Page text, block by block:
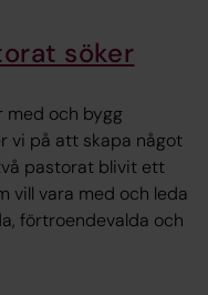
söker
och bygg
vi på att skapa något
pastorat blivit ett
vill vara med och leda
förtroendevalda och